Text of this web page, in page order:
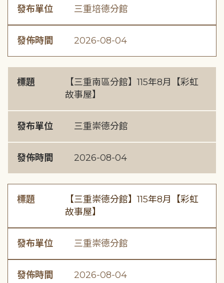
發布單位 三重培德分館
發佈時間 2026-08-04
標題
【三重南區分館】115年8月【彩虹
故事屋】
發布單位 三重崇德分館
發佈時間 2026-08-04
標題
【三重崇德分館】115年8月【彩虹
故事屋】
發布單位 三重崇德分館
發佈時間 2026-08-04